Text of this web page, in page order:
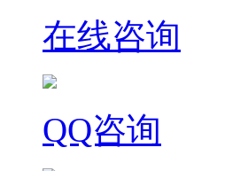
在线咨询
QQ咨询